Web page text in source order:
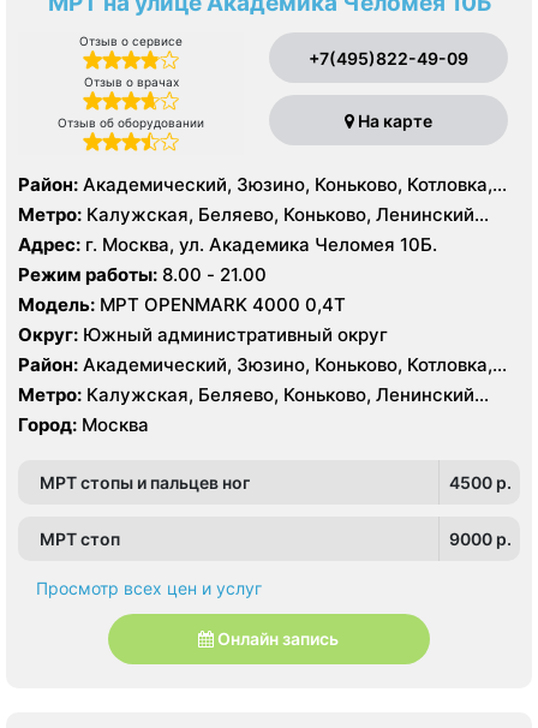
Отзыв о сервисе
Отзыв о врачах
Отзыв об оборудовании
+7(495)822-49-09
На карте
Район: Академический, Зюзино, Коньково, Котловка,
Ломоносовский, Обручевский, Черёмушки, Проспект
Вернадского, Тропарёво-Никулино
Метро: Калужская, Беляево, Коньково, Ленинский
проспект, Новые Черемушки, Проспект Вернадского,
Профсоюзная, Севастопольская, Тропарево,
Университет, Юго-Западная
Адрес: г. Москва, ул. Академика Челомея 10Б.
Режим работы: 8.00 - 21.00
Модель: МРТ OPENMARK 4000 0,4Т
Округ: Южный административный округ
Район: Академический, Зюзино, Коньково, Котловка,
Ломоносовский, Обручевский, Черёмушки, Проспект
Вернадского, Тропарёво-Никулино
Метро: Калужская, Беляево, Коньково, Ленинский
проспект, Новые Черемушки, Проспект Вернадского,
Профсоюзная, Севастопольская, Тропарево,
Город: Москва
МРТ стопы и пальцев ног 4500 p.
МРТ стоп 9000 p.
Просмотр всех цен и услуг
Онлайн запись